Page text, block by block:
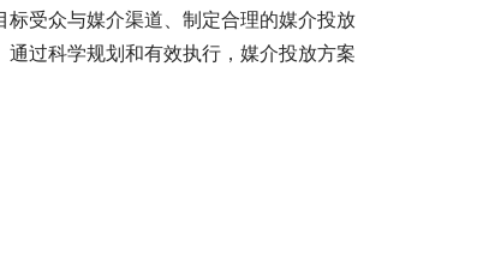
受众与媒介渠道、制定合理的媒介投放
过科学规划和有效执行，媒介投放方案